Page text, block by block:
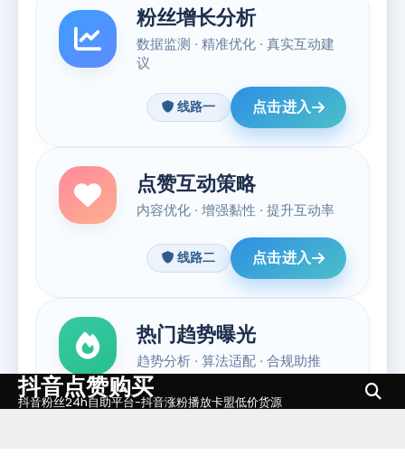
Skip
to
抖音点赞购买
抖音粉丝24h自助平台-抖音涨粉播放卡盟低价货源